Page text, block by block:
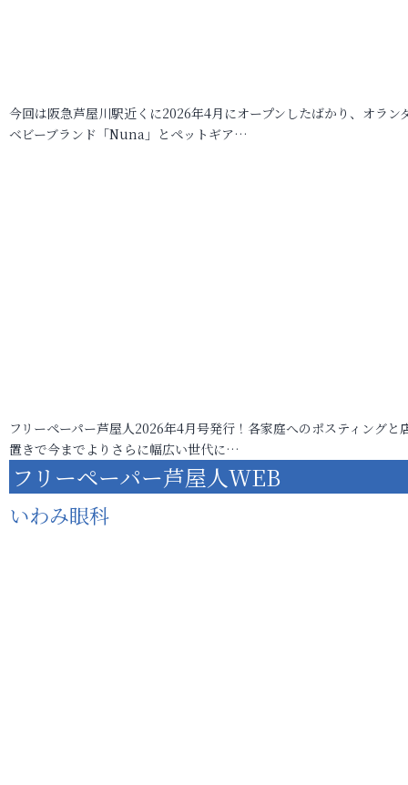
今回は阪急芦屋川駅近くに2026年4月にオープンしたばかり、オラン
ベビーブランド「Nuna」とペットギア…
フリーペーパー芦屋人2026年4月号発行！各家庭へのポスティングと
置きで今までよりさらに幅広い世代に…
フリーペーパー芦屋人WEB
いわみ眼科